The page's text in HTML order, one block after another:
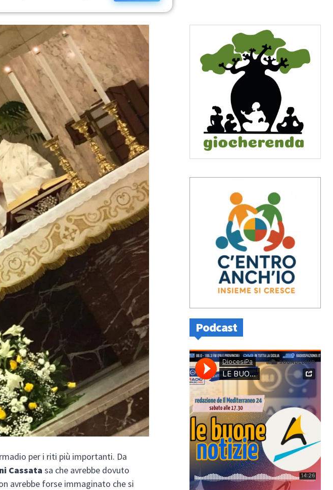
per i riti più importanti. Da
Cassata sa che avrebbe dovuto
avrebbe forse immaginato che si
Podcast